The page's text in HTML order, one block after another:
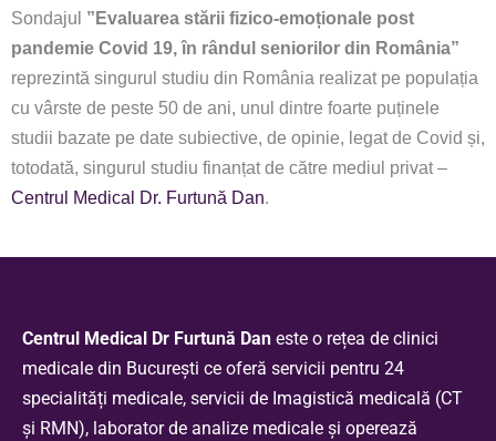
Sondajul ”Evaluarea stării fizico-emoționale post
pandemie Covid 19, în rândul seniorilor din România”
reprezintă singurul studiu din România realizat pe populația
cu vârste de peste 50 de ani, unul dintre foarte puținele
studii bazate pe date subiective, de opinie, legat de Covid și,
totodată, singurul studiu finanțat de către mediul privat –
Centrul Medical Dr. Furtună Dan.
Centrul Medical Dr Furtună Dan este o rețea de clinici
medicale din București ce oferă servicii pentru 24
specialități medicale, servicii de Imagistică medicală (CT
și RMN), laborator de analize medicale și operează